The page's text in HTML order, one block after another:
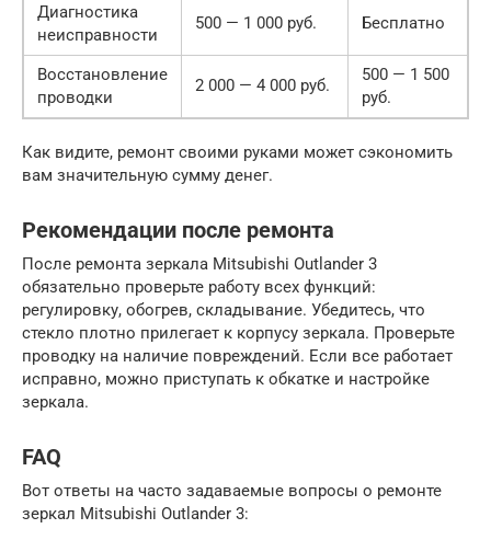
Диагностика
неисправности
500 — 1 000 руб. Бесплатно
Восстановление
проводки
2 000 — 4 000 руб.
500 — 1 500
руб.
Как видите, ремонт своими руками может сэкономить
вам значительную сумму денег.
Рекомендации после ремонта
После ремонта зеркала Mitsubishi Outlander 3
обязательно проверьте работу всех функций:
регулировку, обогрев, складывание. Убедитесь, что
стекло плотно прилегает к корпусу зеркала. Проверьте
проводку на наличие повреждений. Если все работает
исправно, можно приступать к обкатке и настройке
зеркала.
FAQ
Вот ответы на часто задаваемые вопросы о ремонте
зеркал Mitsubishi Outlander 3: